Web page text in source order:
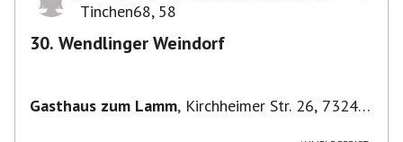
Tinchen68, 58
30. Wendlinger Weindorf
Gasthaus zum Lamm, Kirchheimer Str. 26, 73240